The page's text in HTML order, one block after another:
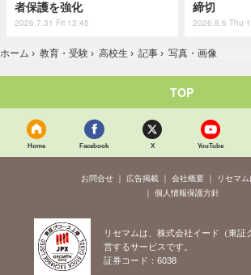
者保護を強化
2026.7.31 Fri 13:45
締切
2026.8.6 Thu
ホーム › 教育・受験 › 高校生 › 記事 › 写真・画像
TOP
Home Facebook X YouTube
お問合せ 広告掲載 会社概要
リセマ
個人情報保護方針
リセマムは、株式会社イード（東証
営するサービスです。
証券コード：6038